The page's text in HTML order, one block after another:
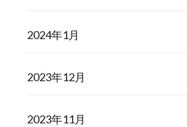
2024年1月
2023年12月
2023年11月